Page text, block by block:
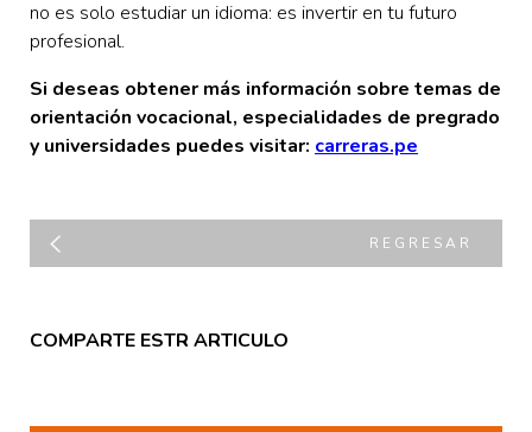
no es solo estudiar un idioma: es invertir en tu futuro
profesional.
Si deseas obtener más información sobre temas de
orientación vocacional, especialidades de pregrado
y universidades puedes visitar: carreras.pe
REGRESAR
COMPARTE ESTR ARTICULO